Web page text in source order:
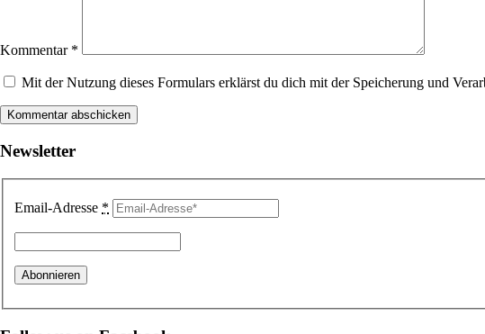
Kommentar *
Mit der Nutzung dieses Formulars erklärst du dich mit der Speicherung und
Newsletter
Email-Adresse *